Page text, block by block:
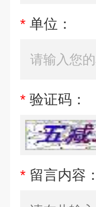
* 单位：
* 验证码：
* 留言内容：